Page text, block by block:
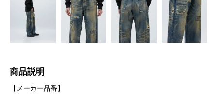
商品説明
【メーカー品番】